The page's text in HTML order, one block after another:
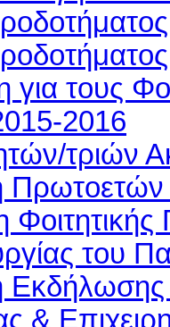
για τους
2016
τριών
Πρωτοετών
του
&